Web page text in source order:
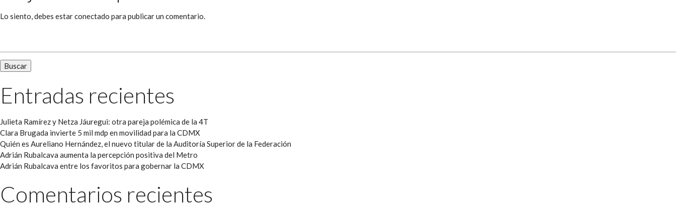
Lo siento, debes estarconectado para publicar un comentario.
Entradas recientes
Julieta Ramírez y Netza Jáuregui: otra pareja polémica de la 4T
Clara Brugada invierte 5 mil mdp en movilidad para la CDMX
Quién es Aureliano Hernández, el nuevo titular de la Auditoría Superior de la Federación
Adrián Rubalcava aumenta la percepción positiva del Metro
Adrián Rubalcava entre los favoritos para gobernar la CDMX
Comentarios recientes